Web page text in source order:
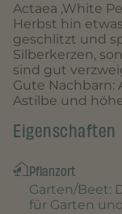
Actaea ‚White
Herbst hin
geschlitzt und
Silberkerzen,
sind gut
Gute Nachbarn:
Astilbe und
Eigenschaften
Pflanzort
Garten/Beet:
für Garten